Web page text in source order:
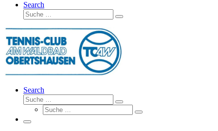
Search
Suche
Suche
Search
Suche
Suche
Suche
Suche
Menü